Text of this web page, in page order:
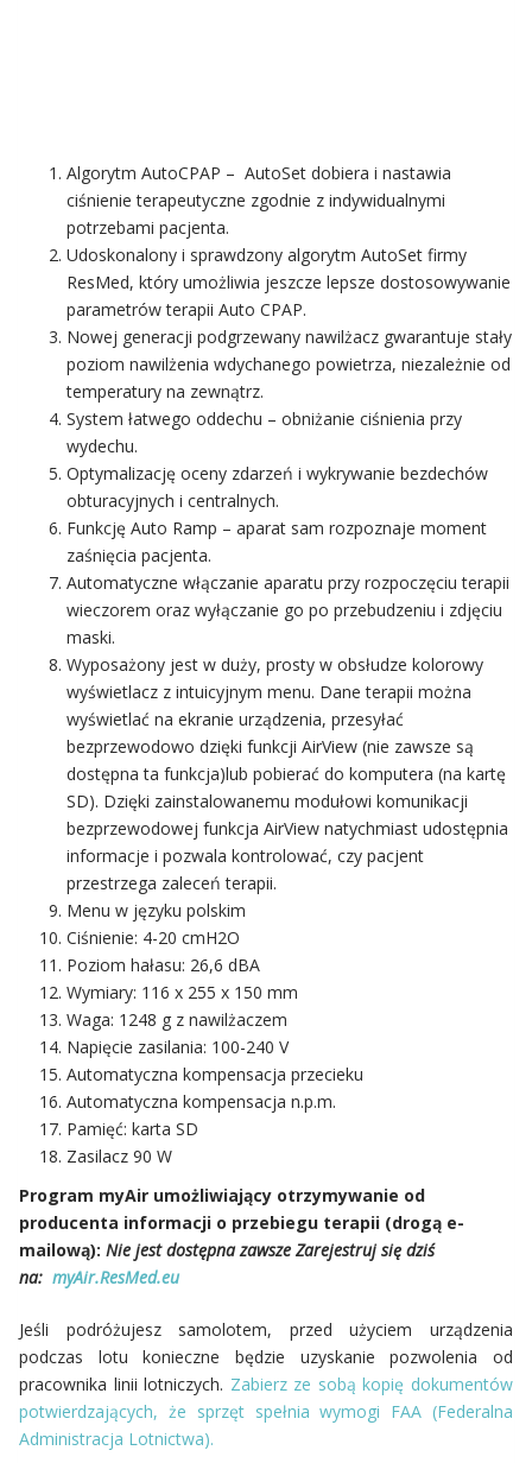
Algorytm AutoCPAP – AutoSet dobiera i nastawia
ciśnienie terapeutyczne zgodnie z indywidualnymi
potrzebami pacjenta.
Udoskonalony i sprawdzony algorytm AutoSet firmy
ResMed, który umożliwia jeszcze lepsze dostosowywanie
parametrów terapii Auto CPAP.
Nowej generacji podgrzewany nawilżacz gwarantuje stały
poziom nawilżenia wdychanego powietrza, niezależnie od
temperatury na zewnątrz.
System łatwego oddechu – obniżanie ciśnienia przy
wydechu.
Optymalizację oceny zdarzeń i wykrywanie bezdechów
obturacyjnych i centralnych.
Funkcję Auto Ramp – aparat sam rozpoznaje moment
zaśnięcia pacjenta.
Automatyczne włączanie aparatu przy rozpoczęciu terapii
wieczorem oraz wyłączanie go po przebudzeniu i zdjęciu
maski.
Wyposażony jest w duży, prosty w obsłudze kolorowy
wyświetlacz z intuicyjnym menu. Dane terapii można
wyświetlać na ekranie urządzenia, przesyłać
bezprzewodowo dzięki funkcji AirView (nie zawsze są
dostępna ta funkcja)lub pobierać do komputera (na kartę
SD). Dzięki zainstalowanemu modułowi komunikacji
bezprzewodowej funkcja AirView natychmiast udostępnia
informacje i pozwala kontrolować, czy pacjent
przestrzega zaleceń terapii.
Menu w języku polskim
Ciśnienie: 4-20 cmH2O
Poziom hałasu: 26,6 dBA
Wymiary: 116 x 255 x 150 mm
Waga: 1248 g z nawilżaczem
Napięcie zasilania: 100-240 V
Automatyczna kompensacja przecieku
Automatyczna kompensacja n.p.m.
Pamięć: karta SD
Zasilacz 90 W
Program myAir umożliwiający otrzymywanie od
producenta informacji o przebiegu terapii (drogą e-
mailową): Nie jest dostępna zawsze Zarejestruj się dziś
na: myAir.ResMed.eu
Jeśli podróżujesz samolotem, przed użyciem urządzenia
podczas lotu konieczne będzie uzyskanie pozwolenia od
pracownika linii lotniczych. Zabierz ze sobą kopię dokumentów
potwierdzających, że sprzęt spełnia wymogi FAA (Federalna
Administracja Lotnictwa).